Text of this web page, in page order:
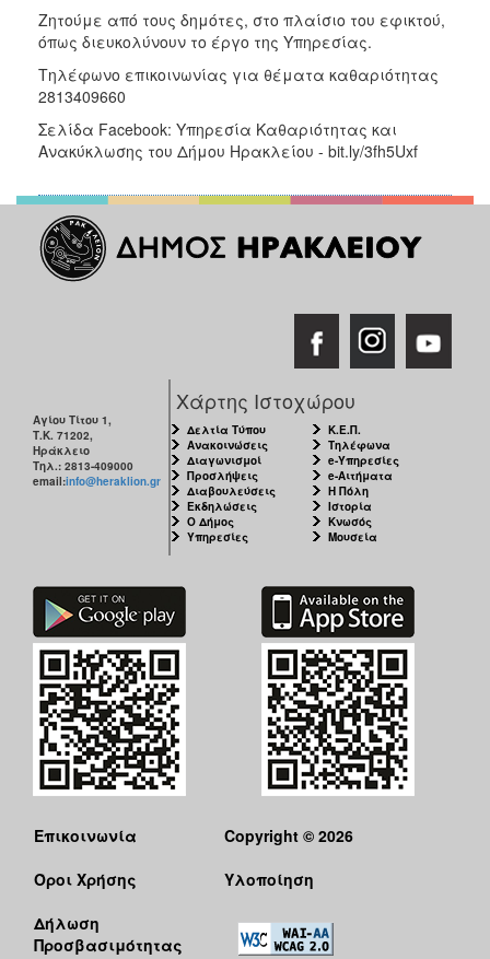
Ζητούμε από τους δημότες, στο πλαίσιο του εφικτού,
όπως διευκολύνουν το έργο της Υπηρεσίας.
Τηλέφωνο επικοινωνίας για θέματα καθαριότητας
2813409660
Σελίδα Facebook: Υπηρεσία Καθαριότητας και
Ανακύκλωσης του Δήμου Ηρακλείου - bit.ly/3fh5Uxf
Αγίου Τίτου 1,
Τ.Κ. 71202,
Ηράκλειο
Τηλ.: 2813-409000
email:info@heraklion.gr
Χάρτης Ιστοχώρου
Δελτία Τύπου
Ανακοινώσεις
Διαγωνισμοί
Προσλήψεις
Διαβουλεύσεις
Εκδηλώσεις
Ο Δήμος
Υπηρεσίες
Κ.Ε.Π.
Τηλέφωνα
e-Υπηρεσίες
e-Αιτήματα
Η Πόλη
Ιστορία
Κνωσός
Μουσεία
Επικοινωνία
Όροι Χρήσης
Δήλωση
Προσβασιμότητας
Copyright © 2026
Υλοποίηση